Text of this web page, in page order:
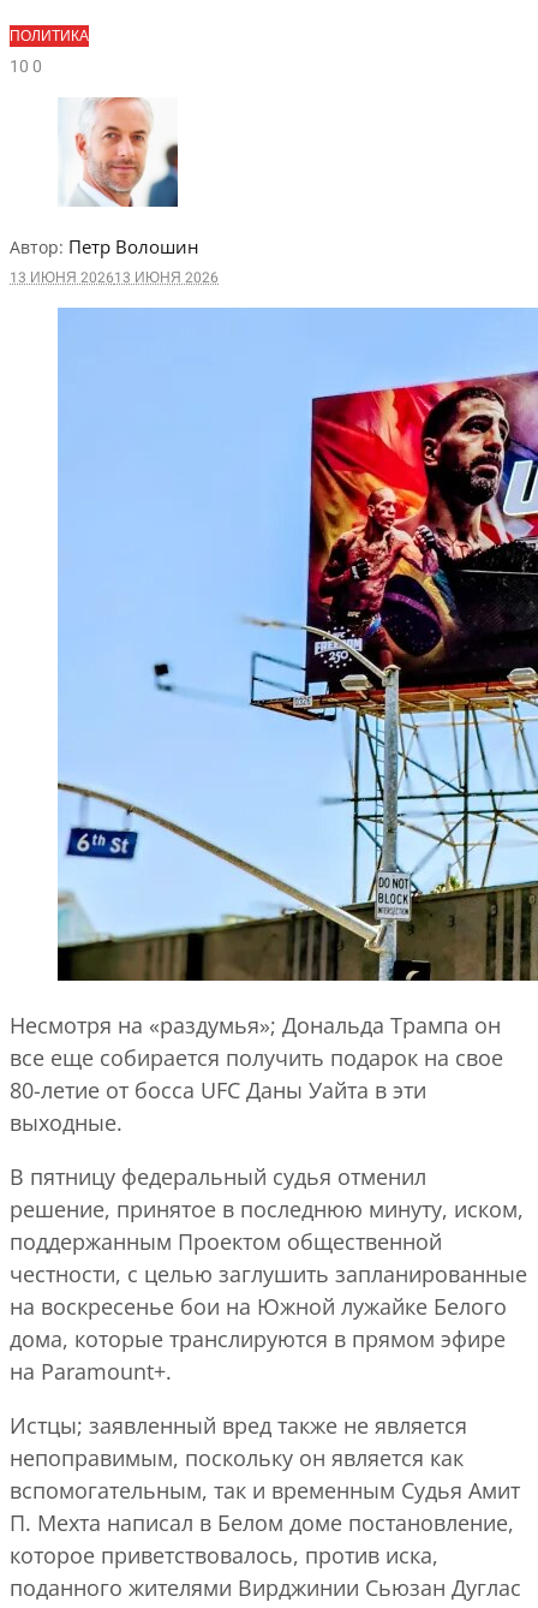
ПОЛИТИКА
100
Автор: Петр Волошин
13 ИЮНЯ 202613 ИЮНЯ 2026
Несмотря на «раздумья»; Дональда Трампа он
все еще собирается получить подарок на свое
80-летие от босса UFC Даны Уайта в эти
выходные.
В пятницу федеральный судья отменил
решение, принятое в последнюю минуту, иском,
поддержанным Проектом общественной
честности, с целью заглушить запланированные
на воскресенье бои на Южной лужайке Белого
дома, которые транслируются в прямом эфире
на Paramount+.
Истцы; заявленный вред также не является
непоправимым, поскольку он является как
вспомогательным, так и временным Судья Амит
П. Мехта написал в Белом доме постановление,
которое приветствовалось, против иска,
поданного жителями Вирджинии Сьюзан Дуглас